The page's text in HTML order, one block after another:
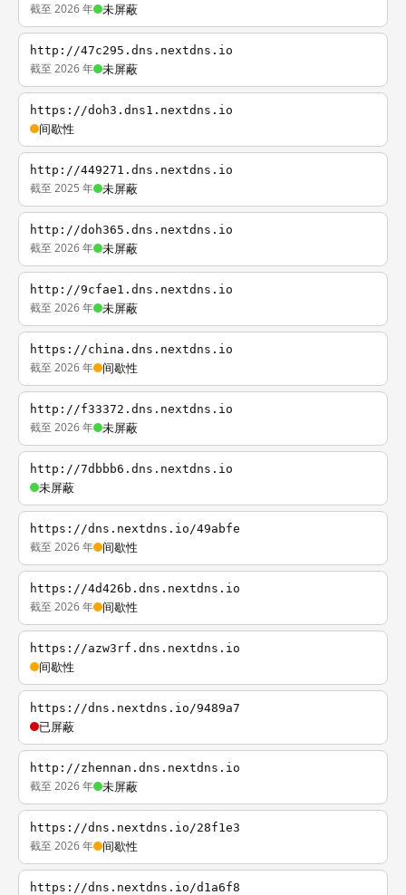
截至 2026 年 未屏蔽
http://47c295.dns.nextdns.io
截至 2026 年 未屏蔽
https://doh3.dns1.nextdns.io
间歇性
http://449271.dns.nextdns.io
截至 2025 年 未屏蔽
http://doh365.dns.nextdns.io
截至 2026 年 未屏蔽
http://9cfae1.dns.nextdns.io
截至 2026 年 未屏蔽
https://china.dns.nextdns.io
截至 2026 年 间歇性
http://f33372.dns.nextdns.io
截至 2026 年 未屏蔽
http://7dbbb6.dns.nextdns.io
未屏蔽
https://dns.nextdns.io/49abfe
截至 2026 年 间歇性
https://4d426b.dns.nextdns.io
截至 2026 年 间歇性
https://azw3rf.dns.nextdns.io
间歇性
https://dns.nextdns.io/9489a7
已屏蔽
http://zhennan.dns.nextdns.io
截至 2026 年 未屏蔽
https://dns.nextdns.io/28f1e3
截至 2026 年 间歇性
https://dns.nextdns.io/d1a6f8